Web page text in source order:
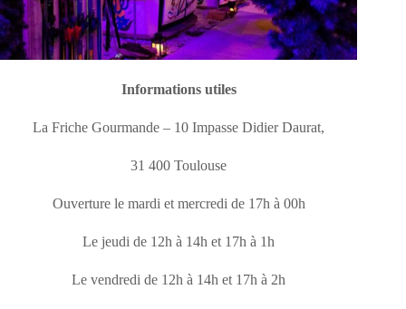
Informations utiles
La Friche Gourmande – 10 Impasse Didier Daurat,
31 400 Toulouse
Ouverture le mardi et mercredi de 17h à 00h
Le jeudi de 12h à 14h et 17h à 1h
Le vendredi de 12h à 14h et 17h à 2h